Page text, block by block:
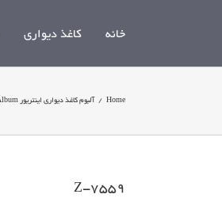
خانه کاغذ دیواری
Home
/ آلبوم کاغذ دیواری اینتریور Interior Wallpaper Album
Z-7559